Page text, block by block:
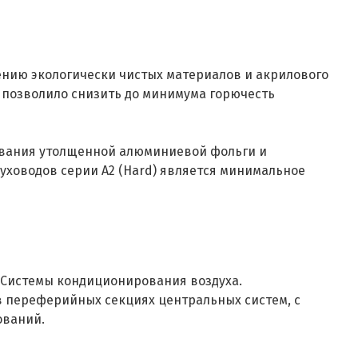
экологически чистых материалов и акрилового
снизить до минимума горючесть
утолщенной алюминиевой фольги и
серии А2 (Hard) является минимальное
кондиционирования воздуха.
секциях центральных систем, с